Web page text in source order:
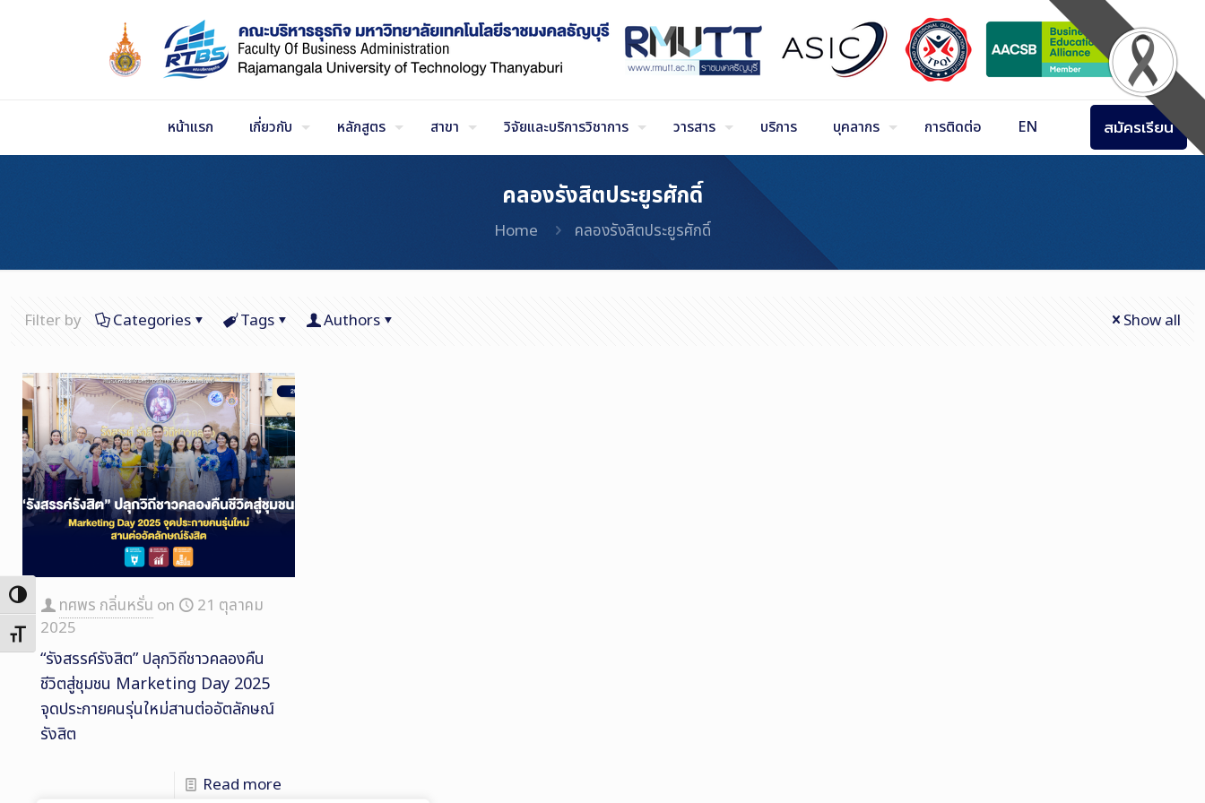
Toggle High Contrast
Toggle Font size
หน้าแรก เกี่ยวกับ หลักสูตร สาขา วิจัยและบริการวิชาการ วารสาร บริการ บุคลากร การติดต่อ EN สมัครเรียน
คลองรังสิตประยูรศักดิ์
Home คลองรังสิตประยูรศักดิ์
Filter by Categories Tags Authors Show all
ทศพร กลิ่นหรั่น on
21 ตุลาคม
2025
“รังสรรค์รังสิต” ปลุกวิถีชาวคลองคืน
ชีวิตสู่ชุมชน Marketing Day 2025
จุดประกายคนรุ่นใหม่สานต่ออัตลักษณ์
รังสิต
Read more